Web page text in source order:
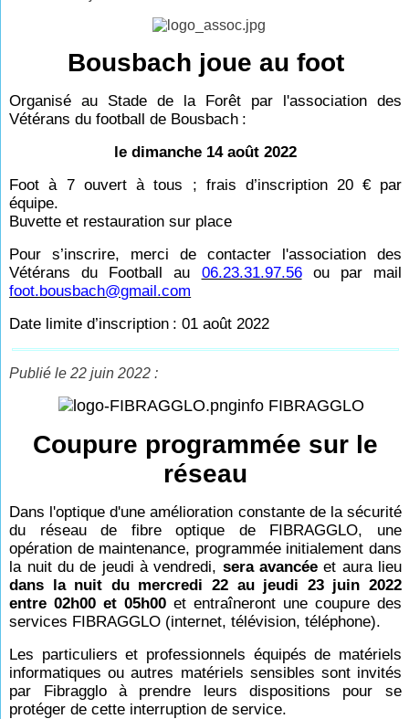
Bousbach joue au foot
Organisé au Stade de la Forêt par l'association des
Vétérans du football de Bousbach :
le dimanche 14 août 2022
Foot à 7 ouvert à tous ; frais d’inscription 20 € par
équipe.
Buvette et restauration sur place
Pour s’inscrire, merci de contacter l'association des
Vétérans du Football au 06.23.31.97.56ou par mail
foot.bousbach@gmail.com
Date limite d’inscription : 01 août 2022
Publié le 22 juin 2022 :
info FIBRAGGLO
Coupure programmée sur le
réseau
Dans l'optique d'une amélioration constante de la sécurité
du réseau de fibre optique de FIBRAGGLO, une
opération de maintenance, programmée initialement dans
la nuit du de jeudi à vendredi, sera avancéeet aura lieu
dans la nuit du mercredi 22 au jeudi 23 juin 2022
entre 02h00 et 05h00 et entraîneront une coupure des
services FIBRAGGLO (internet, télévision, téléphone).
Les particuliers et professionnels équipés de matériels
informatiques ou autres matériels sensibles sont invités
par Fibragglo à prendre leurs dispositions pour se
protéger de cette interruption de service.